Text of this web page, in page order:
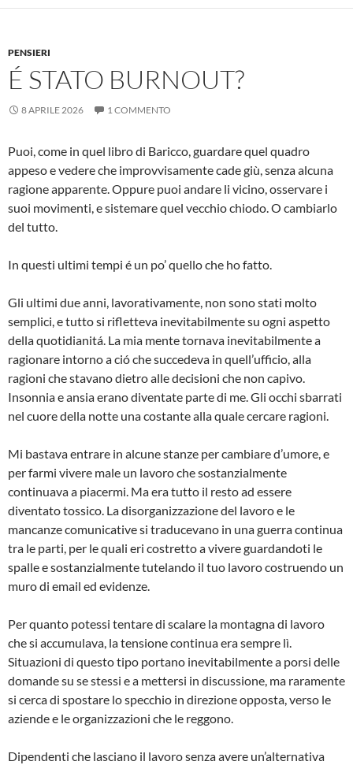
PENSIERI
É STATO BURNOUT?
8 APRILE 2026 1 COMMENTO
Puoi, come in quel libro di Baricco, guardare quel quadro
appeso e vedere che improvvisamente cade giù, senza alcuna
ragione apparente. Oppure puoi andare li vicino, osservare i
suoi movimenti, e sistemare quel vecchio chiodo. O cambiarlo
del tutto.
In questi ultimi tempi é un po’ quello che ho fatto.
Gli ultimi due anni, lavorativamente, non sono stati molto
semplici, e tutto si rifletteva inevitabilmente su ogni aspetto
della quotidianitá. La mia mente tornava inevitabilmente a
ragionare intorno a ció che succedeva in quell’ufficio, alla
ragioni che stavano dietro alle decisioni che non capivo.
Insonnia e ansia erano diventate parte di me. Gli occhi sbarrati
nel cuore della notte una costante alla quale cercare ragioni.
Mi bastava entrare in alcune stanze per cambiare d’umore, e
per farmi vivere male un lavoro che sostanzialmente
continuava a piacermi. Ma era tutto il resto ad essere
diventato tossico. La disorganizzazione del lavoro e le
mancanze comunicative si traducevano in una guerra continua
tra le parti, per le quali eri costretto a vivere guardandoti le
spalle e sostanzialmente tutelando il tuo lavoro costruendo un
muro di email ed evidenze.
Per quanto potessi tentare di scalare la montagna di lavoro
che si accumulava, la tensione continua era sempre lì.
Situazioni di questo tipo portano inevitabilmente a porsi delle
domande su se stessi e a mettersi in discussione, ma raramente
si cerca di spostare lo specchio in direzione opposta, verso le
aziende e le organizzazioni che le reggono.
Dipendenti che lasciano il lavoro senza avere un’alternativa